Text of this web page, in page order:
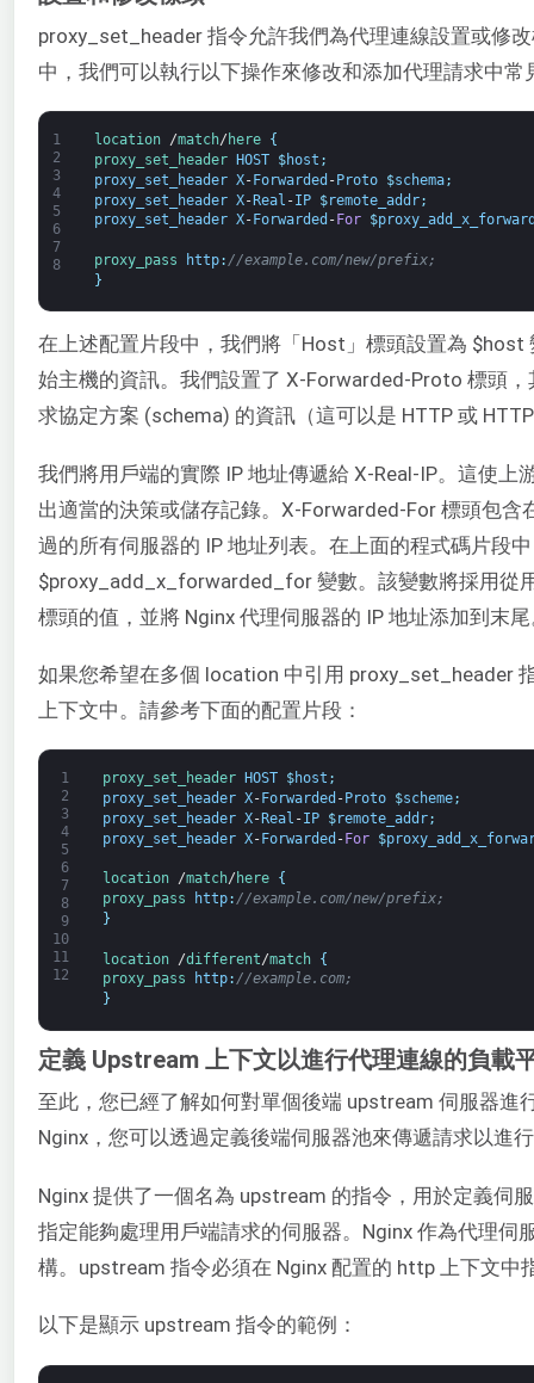
proxy_set_header 指令允許我們為代理連線設置或修
中，我們可以執行以下操作來修改和添加代理請求中常
1
2
3
4
5
6
7
8
location /match/ here
{
proxy_set_header
HOST $host ;
proxy_set_header X-Forwarded -Proto $schema;
proxy_set_header X-Real -IP $remote_addr;
proxy_set_header X- Forwarded - For $
proxy_pass http: //example.com/new/prefix;
}
在上述配置片段中，我們將「Host」標頭設置為 $host
始主機的資訊。我們設置了 X-Forwarded-Proto 標頭
求協定方案 (schema) 的資訊（這可以是 HTTP 或
我們將用戶端的實際 IP 地址傳遞給 X-Real-IP。這使上
出適當的決策或儲存記錄。X-Forwarded-For 標頭包
過的所有伺服器的 IP 地址列表。在上面的程式碼片段
$proxy_add_x_forwarded_for 變數。該變數將採用從
標頭的值，並將 Nginx 代理伺服器的 IP 地址添加到末
如果您希望在多個 location 中引用 proxy_set_header
上下文中。請參考下面的配置片段：
1
2
3
4
5
6
7
8
9
10
11
12
proxy_set_header HOST $host ;
proxy_set_header X- Forwarded - Proto $scheme;
proxy_set_header X- Real -IP $remote_addr;
proxy_set_header X-Forwarded -For $
location /match/ here
{
proxy_pass
http: //example.com/new/prefix;
}
location /different/match
{
proxy_pass
http: //example.com;
}
定義 Upstream 上下文以進行代理連線的負載
至此，您已經了解如何對單個後端 upstream 伺服器進
Nginx，您可以透過定義後端伺服器池來傳遞請求以進
Nginx 提供了一個名為 upstream 的指令，用於定義伺
指定能夠處理用戶端請求的伺服器。Nginx 作為代理伺
構。upstream 指令必須在 Nginx 配置的 http 上下文中
以下是顯示 upstream 指令的範例：